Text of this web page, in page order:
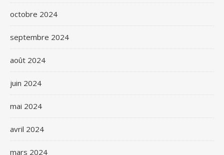
octobre 2024
septembre 2024
août 2024
juin 2024
mai 2024
avril 2024
mars 2024